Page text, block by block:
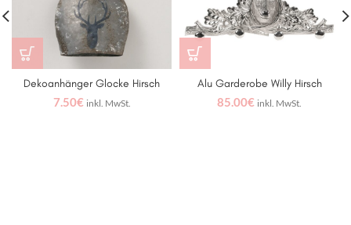
Dekoanhänger Glocke Hirsch
7.50€ inkl. MwSt.
Alu Garderobe Willy Hirsch
85.00€ inkl. MwSt.